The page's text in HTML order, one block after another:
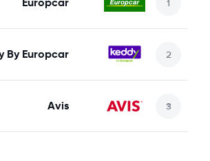
By Europcar
Avis